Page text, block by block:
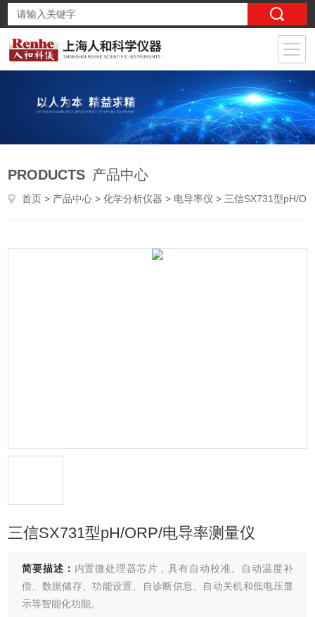
PRODUCTS 产品中心
首页 > 产品中心 >化学分析仪器 > 电导率仪 > 三信SX731型pH/ORP/电导率测量仪
三信SX731型pH/ORP/电导率测量仪
简要描述： 内置微处理器芯片，具有自动校准、自动温度补
偿、数据储存、功能设置、自诊断信息、自动关机和低电压显
示等智能化功能。